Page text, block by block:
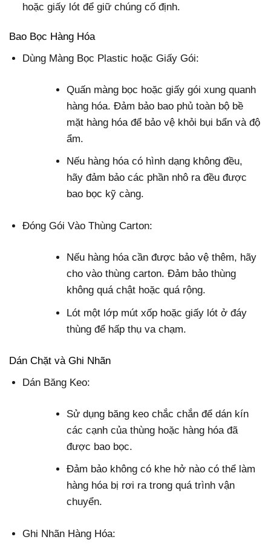
hoặc giấy lót để giữ chúng cố định.
Bao Bọc Hàng Hóa
Dùng Màng Bọc Plastic hoặc Giấy Gói:
Quấn màng bọc hoặc giấy gói xung quanh
hàng hóa. Đảm bảo bao phủ toàn bộ bề
mặt hàng hóa để bảo vệ khỏi bụi bẩn và độ
ẩm.
Nếu hàng hóa có hình dạng không đều,
hãy đảm bảo các phần nhô ra đều được
bao bọc kỹ càng.
Đóng Gói Vào Thùng Carton:
Nếu hàng hóa cần được bảo vệ thêm, hãy
cho vào thùng carton. Đảm bảo thùng
không quá chật hoặc quá rộng.
Lót một lớp mút xốp hoặc giấy lót ở đáy
thùng để hấp thụ va chạm.
Dán Chặt và Ghi Nhãn
Dán Băng Keo:
Sử dụng băng keo chắc chắn để dán kín
các cạnh của thùng hoặc hàng hóa đã
được bao bọc.
Đảm bảo không có khe hở nào có thể làm
hàng hóa bị rơi ra trong quá trình vận
chuyển.
Ghi Nhãn Hàng Hóa: